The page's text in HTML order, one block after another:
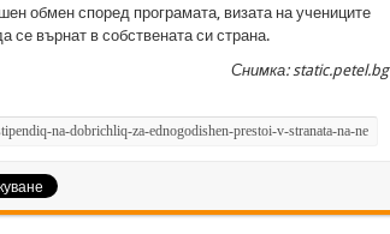
обмен според програмата, визата на учениците
върнат в собствената си страна.
Снимка: static.petel.bg